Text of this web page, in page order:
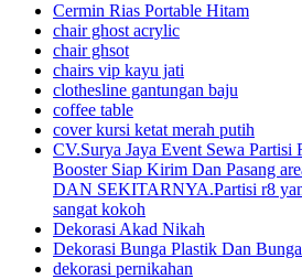
Cermin Rias Portable Hitam
chair ghost acrylic
chair ghsot
chairs vip kayu jati
clothesline gantungan baju
coffee table
cover kursi ketat merah putih
CV.Surya Jaya Event Sewa Partisi
Booster Siap Kirim Dan Pasang
DAN SEKITARNYA.Partisi r8
sangat kokoh
Dekorasi Akad Nikah
Dekorasi Bunga Plastik Dan
dekorasi pernikahan